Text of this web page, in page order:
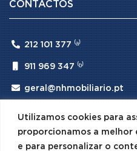
Utilizamos cookies para
proporcionamos a melhor
e para personalizar o
CONTACTOS
 212 101 377 ⁽ᵃ⁾
911 969 347 ⁽ᵇ⁾
 geral@nhmobiliario.pt